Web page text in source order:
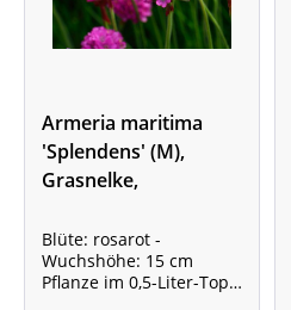
Armeria maritima
'Splendens' (M),
Grasnelke,
Blüte: rosarot -
Wuchshöhe: 15 cm
Pflanze im 0,5-Liter-Topf